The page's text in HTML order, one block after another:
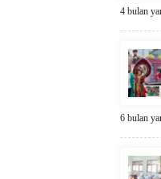
4 bulan
6 bulan